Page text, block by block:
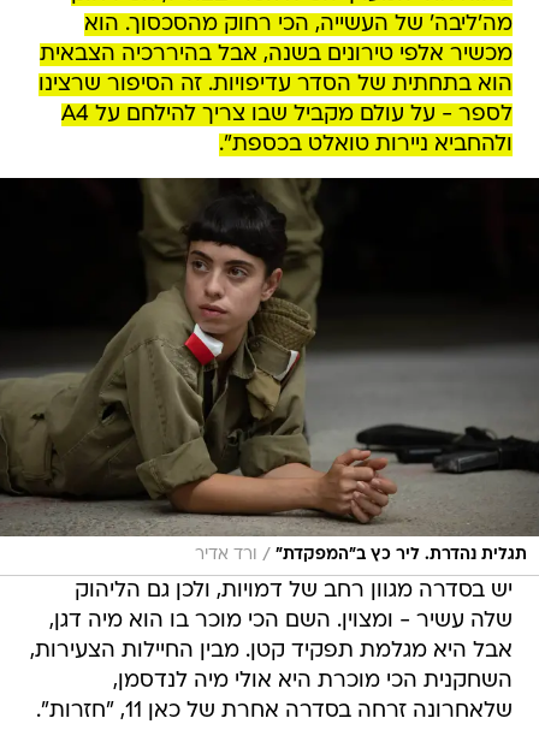
מה'ליבה' של העשייה, הכי רחוק מהסכסוך. הוא
מכשיר אלפי טירונים בשנה, אבל בהיררכיה הצבאית
הוא בתחתית של הסדר עדיפויות. זה הסיפור שרצינו
לספר - על עולם מקביל שבו צריך להילחם על A4
ולהחביא ניירות טואלט בכספת".
תגלית נהדרת. ליר כץ ב"המפקדת" / ורד אדיר
יש בסדרה מגוון רחב של דמויות, ולכן גם הליהוק
שלה עשיר - ומצוין. השם הכי מוכר בו הוא מיה דגן,
אבל היא מגלמת תפקיד קטן. מבין החיילות הצעירות,
השחקנית הכי מוכרת היא אולי מיה לנדסמן,
שלאחרונה זרחה בסדרה אחרת של כאן 11, "חזרות".